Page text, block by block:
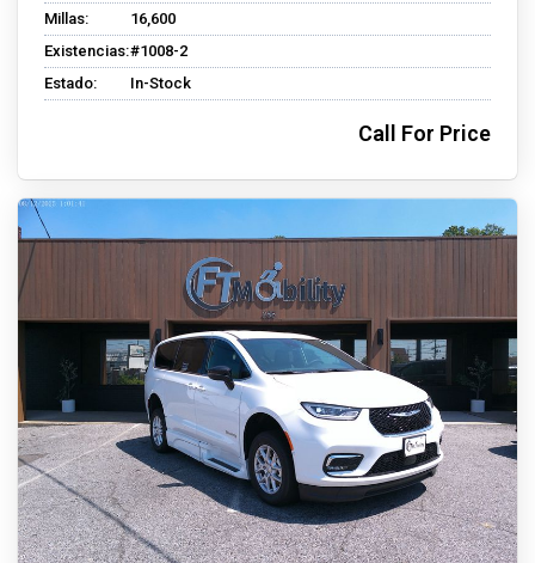
Millas:
16,600
Existencias:#1008-2
Estado:
In-Stock
Call For Price